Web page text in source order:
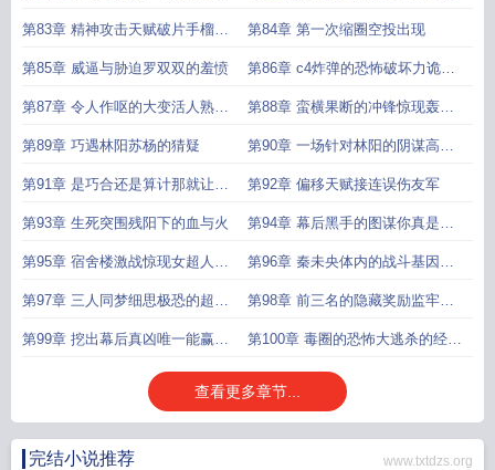
鸟开始
第83章 精神攻击天赋破片手榴弹
恐怖威力
第84章 第一次缩圈空投出现
第85章 威逼与胁迫罗双双的羞愤 第86章 c4炸弹的恐怖破坏力诡异
的熟妇
第87章 令人作呕的大变活人熟妇
的真正目的
第88章 蛮横果断的冲锋惊现轰炸
区
第89章 巧遇林阳苏杨的猜疑 第90章 一场针对林阳的阴谋高明
的猎人
第91章 是巧合还是算计那就让他
以身作饵
第92章 偏移天赋接连误伤友军
第93章 生死突围残阳下的血与火 第94章 幕后黑手的图谋你真是个
天才
第95章 宿舍楼激战惊现女超人你
多久没洗澡了
第96章 秦未央体内的战斗基因梦
魇再现
第97章 三人同梦细思极恐的超前
布局
第98章 前三名的隐藏奖励监牢之
外的世界
第99章 挖出幕后真凶唯一能赢的 第100章 毒圈的恐怖大逃杀的经典
战术堵圈边
查看更多章节...
完结小说推荐 www.txtdzs.org